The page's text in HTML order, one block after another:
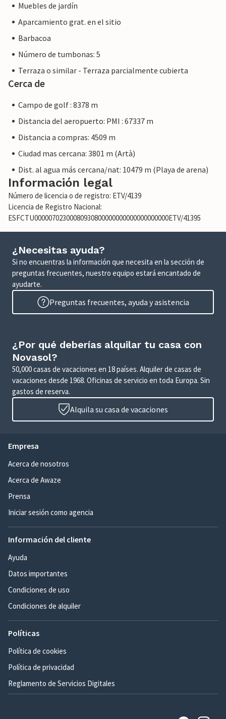
Muebles de jardín
Aparcamiento grat. en el sitio
Barbacoa
Número de tumbonas: 5
Terraza o similar - Terraza parcialmente cubierta
Cerca de
Campo de golf : 8378 m
Distancia del aeropuerto: PMI : 67337 m
Distancia a compras: 4509 m
Ciudad mas cercana: 3801 m (Artà)
Dist. al agua más cercana/nat: 10479 m (Playa de arena)
Información legal
Número de licencia o de registro: ETV/4139
Licencia de Registro Nacional:
ESFCTU00000702300080930800000000000000000000ETV/41395
¿Necesitas ayuda?
Si no encuentras la información que necesita en la sección de
preguntas frecuentes, nuestro equipo estará encantado de
ayudarte.
Preguntas frecuentes, ayuda y asistencia
¿Por qué deberías alquilar tu casa con
Novasol?
50,000 casas de vacaciones en 18 países. Alquiler de casas de
vacaciones desde 1968. Oficinas de servicio en toda Europa. Sin
gastos de reserva.
Alquila su casa de vacaciones
Empresa
Acerca de nosotros
Acerca de Awaze
Prensa
Iniciar sesión como agencia
Información del cliente
Ayuda
Datos importantes
Condiciones de uso
Condiciones de alquiler
Políticas
Política de cookies
Política de privacidad
Reglamento de Servicios Digitales